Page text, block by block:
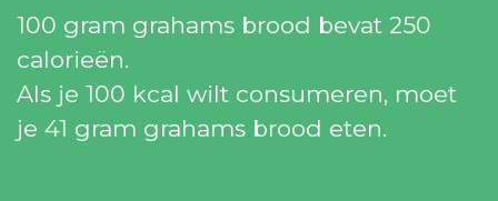
100 gram grahams brood bevat 250
calorieën.
Als je 100 kcal wilt consumeren, moet
je 41 gram grahams brood eten.